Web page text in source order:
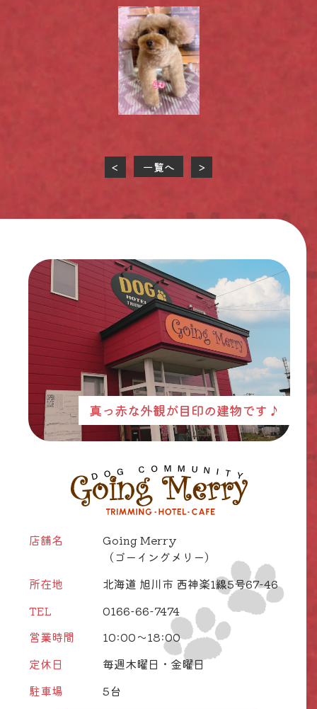
< 一覧へ >
真っ赤な外観が目印の建物です♪
店舗名
Going Merry
（ゴーイングメリー）
所在地
北海道 旭川市 西神楽1線5号67-46
TEL
0166-66-7474
営業時間
10:00～18:00
定休日
毎週木曜日・金曜日
駐車場
5台